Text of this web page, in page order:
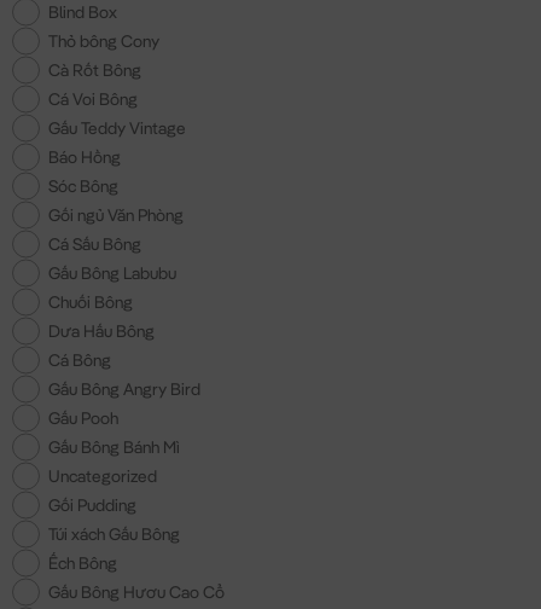
Blind Box
Thỏ bông Cony
Cà Rốt Bông
Cá Voi Bông
Gấu Teddy Vintage
Báo Hồng
Sóc Bông
Gối ngủ Văn Phòng
Cá Sấu Bông
Gấu Bông Labubu
Chuối Bông
Dưa Hấu Bông
Cá Bông
Gấu Bông Angry Bird
Gấu Pooh
Gấu Bông Bánh Mì
Uncategorized
Gối Pudding
Túi xách Gấu Bông
Ếch Bông
Gấu Bông Hươu Cao Cổ